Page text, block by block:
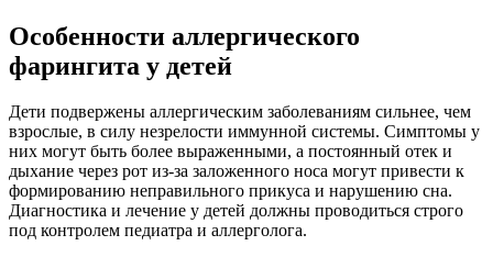
Особенности аллергического
фарингита у детей
Дети подвержены аллергическим заболеваниям сильнее, чем
взрослые, в силу незрелости иммунной системы. Симптомы у
них могут быть более выраженными, а постоянный отек и
дыхание через рот из-за заложенного носа могут привести к
формированию неправильного прикуса и нарушению сна.
Диагностика и лечение у детей должны проводиться строго
под контролем педиатра и аллерголога.